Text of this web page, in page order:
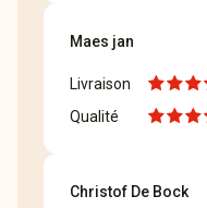
Maes jan
Livraison
Qualité
Christof De Bock